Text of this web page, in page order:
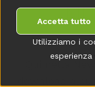
Utilizziamo i
Accetta tutto
Qui nella
download